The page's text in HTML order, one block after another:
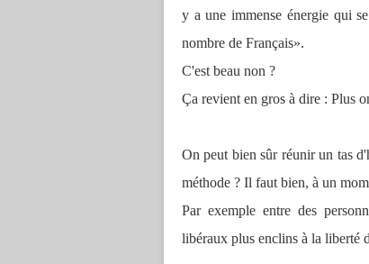
y a une immense énergie qui
nombre de Français».
C'est beau non ?
Ça revient en gros à dire : Plus
On peut bien sûr réunir un tas
méthode ? Il faut bien, à un
Par exemple entre des
libéraux plus enclins à la liberté